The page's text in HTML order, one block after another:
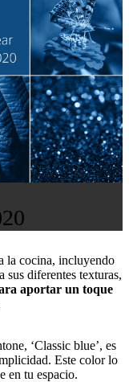
la cocina, incluyendo
sus diferentes texturas,
aportar un toque
‘Classic blue’, es
Este color lo
en tu espacio.